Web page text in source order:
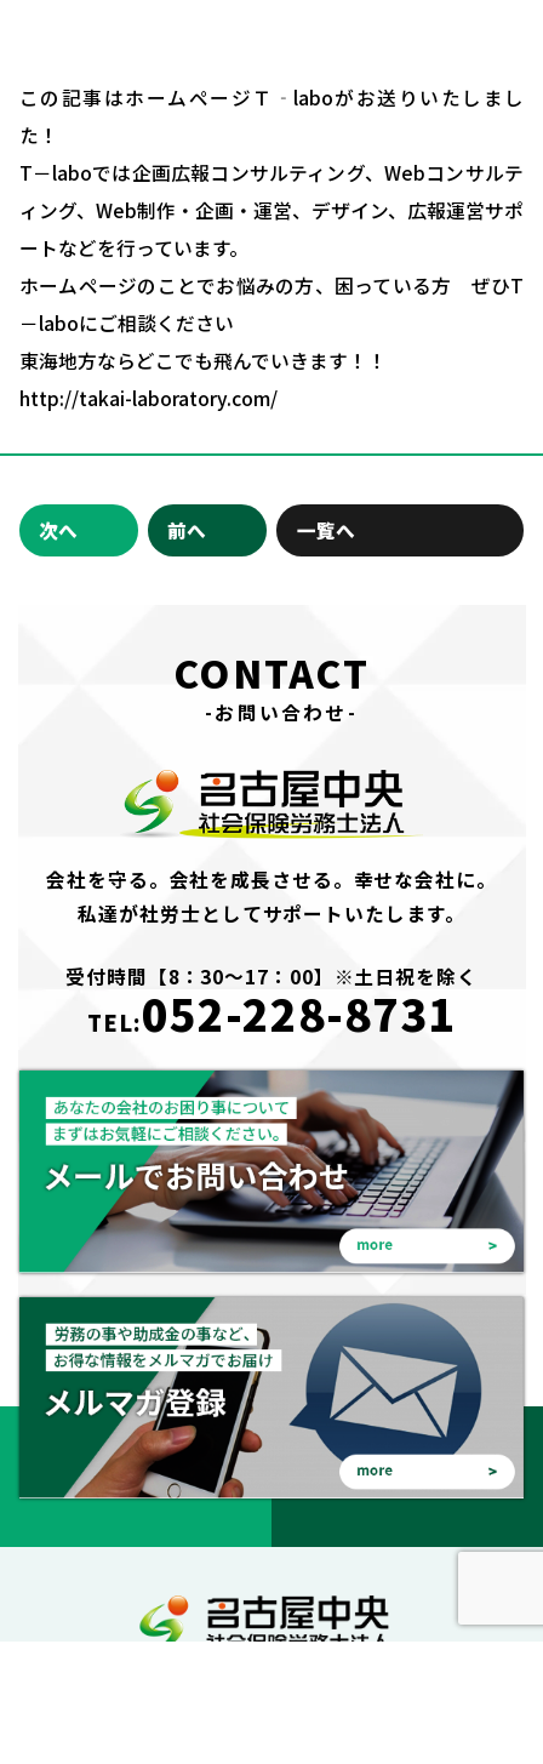
この記事はホームページＴ‐laboがお送りいたしまし
た！
T－laboでは企画広報コンサルティング、Webコンサルテ
ィング、Web制作・企画・運営、デザイン、広報運営サポ
ートなどを行っています。
ホームページのことでお悩みの方、困っている方 ぜひT
－laboにご相談ください
東海地方ならどこでも飛んでいきます！！
http://takai-laboratory.com/
次へ 前へ 一覧へ
CONTACT
-お問い合わせ-
会社を守る。会社を成長させる。幸せな会社に。
私達が社労士としてサポートいたします。
受付時間【8：30～17：00】※土日祝を除く
TEL:052-228-8731